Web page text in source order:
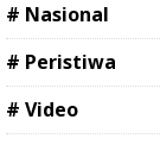
# Nasional
# Peristiwa
# Video